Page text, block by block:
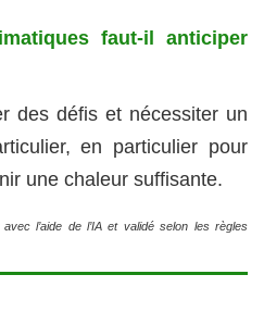
faut-il anticiper
des défis et nécessiter un
en particulier pour
une chaleur suffisante.
l’aide de l’IA et validé selon les règles